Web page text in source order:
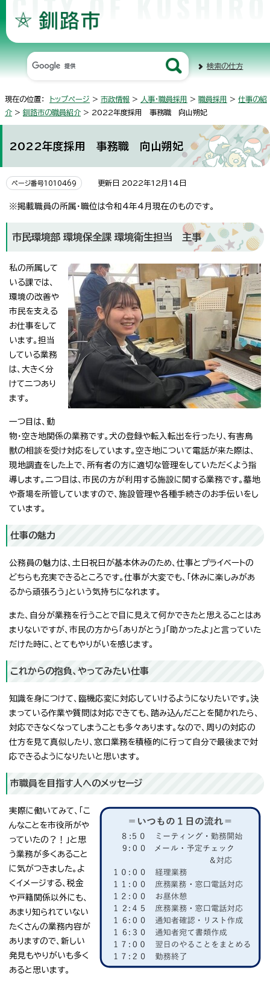
検索の仕方
現在の位置： トップページ > 市政情報 > 人事・職員採用 > 職員採用 > 仕事の紹
介 > 釧路市の職員紹介 > 2022年度採用 事務職 向山朔妃
2022年度採用 事務職 向山朔妃
ページ番号1010469 更新日 2022年12月14日
※掲載職員の所属・職位は令和4年4月現在のものです。
市民環境部 環境保全課 環境衛生担当 主事
私の所属して
いる課では、
環境の改善や
市民を支える
お仕事をして
います。担当
している業務
は、大きく分
けて二つあり
ます。
一つ目は、動
物・空き地関係の業務です。犬の登録や転入転出を行ったり、有害鳥
獣の相談を受け対応をしています。空き地について電話が来た際は、
現地調査をした上で、所有者の方に適切な管理をしていただくよう指
導します。二つ目は、市民の方が利用する施設に関する業務です。墓地
や斎場を所管していますので、施設管理や各種手続きのお手伝いをし
ています。
仕事の魅力
公務員の魅力は、土日祝日が基本休みのため、仕事とプライベートの
どちらも充実できるところです。仕事が大変でも、「休みに楽しみがあ
るから頑張ろう」という気持ちになれます。
また、自分が業務を行うことで目に見えて何かできたと思えることはあ
まりないですが、市民の方から「ありがとう」「助かったよ」と言っていた
だけた時に、とてもやりがいを感じます。
これからの抱負、やってみたい仕事
知識を身につけて、臨機応変に対応していけるようになりたいです。決
まっている作業や質問は対応できても、踏み込んだことを聞かれたら、
対応できなくなってしまうことも多々あります。なので、周りの対応の
仕方を見て真似したり、窓口業務を積極的に行って自分で最後まで対
応できるようになりたいと思います。
市職員を目指す人へのメッセージ
実際に働いてみて、「こ
んなことを市役所がや
っていたの？！」と思
う業務が多くあること
に気がつきました。よ
くイメージする、税金
や戸籍関係以外にも、
あまり知られていない
たくさんの業務内容が
ありますので、新しい
発見もやりがいも多く
あると思います。